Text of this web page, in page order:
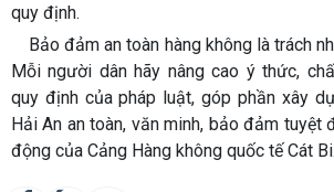
quy định.
Bảo đảm an toàn hàng không là trách
Mỗi người dân hãy nâng cao ý thức,
quy định của pháp luật, góp phần xây
Hải An an toàn, văn minh, bảo đảm tuyệt
động của Cảng Hàng không quốc tế Cát Bi.